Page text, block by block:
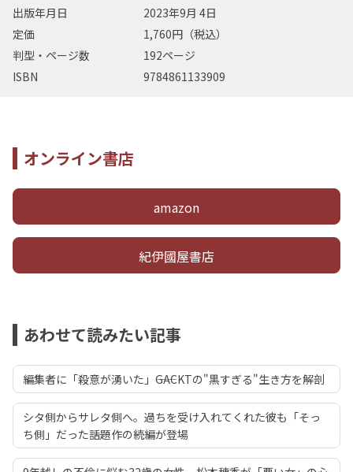
出版年月日
2023年9月 4日
定価
1,760円（税込）
判型・ページ数
192ページ
ISBN
9784861133909
オンライン書店
amazon
紀伊國屋書店
あわせて読みたい記事
編集者に「殺意が湧いた」――GACKTの"黒すぎる"生き方を解剖
シタ側からサレタ側へ。過ちを受け入れてくれた彼も「そっ
ち側」だった――話題作の続編が登場